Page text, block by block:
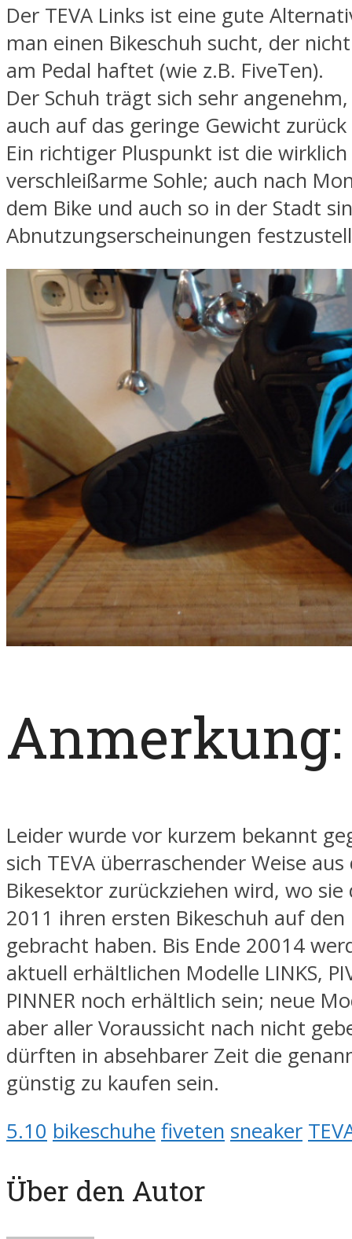
Der TEVA Links ist eine gute
man einen Bikeschuh sucht, der
am Pedal haftet (wie z.B. FiveTen).
Der Schuh trägt sich sehr
auch auf das geringe Gewicht
Ein richtiger Pluspunkt ist die wirklich
verschleißarme Sohle; auch nach
dem Bike und auch so in der Stadt
Abnutzungserscheinungen
Anmerkung:
Leider wurde vor kurzem bekannt
sich TEVA überraschender Weise
Bikesektor zurückziehen wird, wo sie
2011 ihren ersten Bikeschuh auf
gebracht haben. Bis Ende 20014
aktuell erhältlichen Modelle LINKS,
PINNER noch erhältlich sein; neue
aber aller Voraussicht nach nicht
dürften in absehbarer Zeit die
günstig zu kaufen sein.
5.10 bikeschuhe fiveten sneaker
Über den Autor